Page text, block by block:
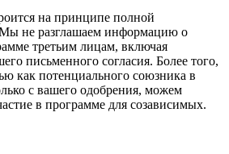
на принципе полной
не разглашаем информацию о
третьим лицам, включая
письменного согласия. Более того,
как потенциального союзника в
с вашего одобрения, можем
в программе для созависимых.